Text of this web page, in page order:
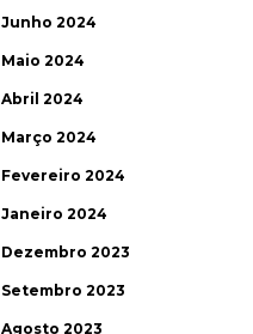
Junho 2024
Maio 2024
Abril 2024
Março 2024
Fevereiro 2024
Janeiro 2024
Dezembro 2023
Setembro 2023
Agosto 2023